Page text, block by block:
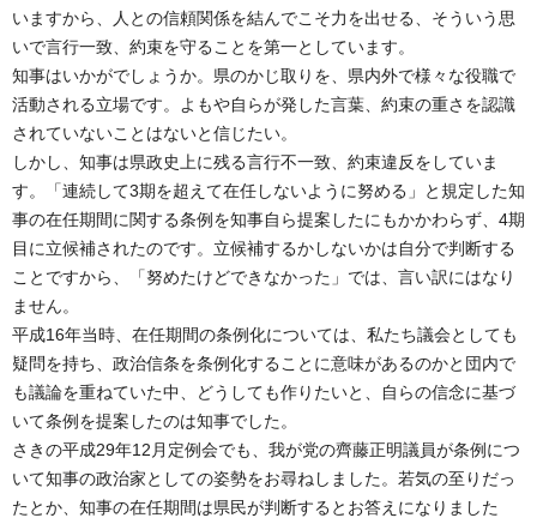
いますから、人との信頼関係を結んでこそ力を出せる、そういう思
いで言行一致、約束を守ることを第一としています。
知事はいかがでしょうか。県のかじ取りを、県内外で様々な役職で
活動される立場です。よもや自らが発した言葉、約束の重さを認識
されていないことはないと信じたい。
しかし、知事は県政史上に残る言行不一致、約束違反をしていま
す。「連続して3期を超えて在任しないように努める」と規定した知
事の在任期間に関する条例を知事自ら提案したにもかかわらず、4期
目に立候補されたのです。立候補するかしないかは自分で判断する
ことですから、「努めたけどできなかった」では、言い訳にはなり
ません。
平成16年当時、在任期間の条例化については、私たち議会としても
疑問を持ち、政治信条を条例化することに意味があるのかと団内で
も議論を重ねていた中、どうしても作りたいと、自らの信念に基づ
いて条例を提案したのは知事でした。
さきの平成29年12月定例会でも、我が党の齊藤正明議員が条例につ
いて知事の政治家としての姿勢をお尋ねしました。若気の至りだっ
たとか、知事の在任期間は県民が判断するとお答えになりました